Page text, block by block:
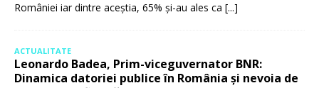
României iar dintre aceștia, 65% și-au ales ca [...]
ACTUALITATE
Leonardo Badea, Prim-viceguvernator BNR:
Dinamica datoriei publice în România și nevoia de